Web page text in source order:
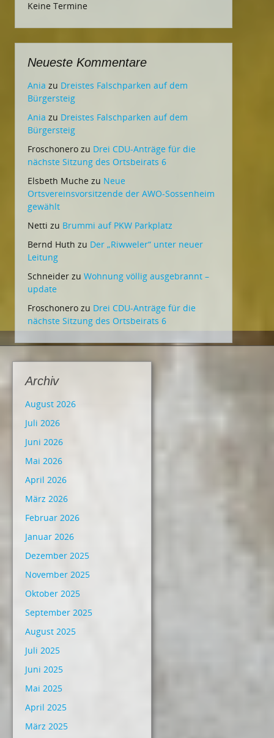
Keine Termine
Neueste Kommentare
Ania zu Dreistes Falschparken auf dem
Bürgersteig
Ania zu Dreistes Falschparken auf dem
Bürgersteig
Froschonero zu Drei CDU-Anträge für die
nächste Sitzung des Ortsbeirats 6
Elsbeth Muche zu Neue
Ortsvereinsvorsitzende der AWO-Sossenheim
gewählt
Netti zu Brummi auf PKW Parkplatz
Bernd Huth zu Der „Riwweler“ unter neuer
Leitung
Schneider zu Wohnung völlig ausgebrannt –
update
Froschonero zu Drei CDU-Anträge für die
nächste Sitzung des Ortsbeirats 6
Archiv
August 2026
Juli 2026
Juni 2026
Mai 2026
April 2026
März 2026
Februar 2026
Januar 2026
Dezember 2025
November 2025
Oktober 2025
September 2025
August 2025
Juli 2025
Juni 2025
Mai 2025
April 2025
März 2025